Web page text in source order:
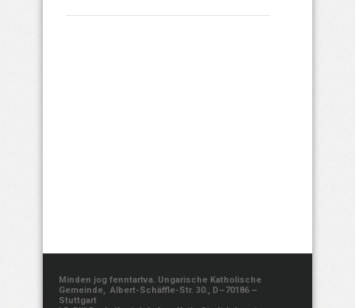
Minden jog fenntartva. Ungarische Katholische
Gemeinde, Albert-Schäffle-Str. 30., D–70186 –
Stuttgart